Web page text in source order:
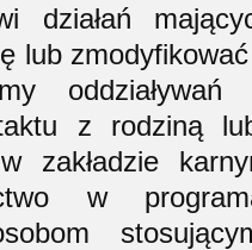
działań
lub
z rodziną
zakładzie
w